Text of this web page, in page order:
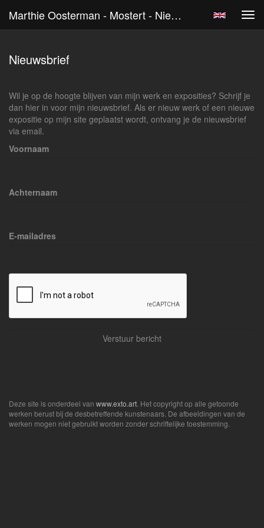
Marthie Oosterman - Mostert - Nieuwsbrief
Nieuwsbrief
Wil je op de hoogte blijven van mijn werk en exposities? Schrijf je
dan hier in voor mijn nieuwsbrief. Als er nieuw werk of een nieuwe
expositie op mijn site geplaatst wordt, ontvang je de nieuwsbrief
via email.
Voornaam
Achternaam
E-mailadres
Deze site is onderdeel van www.exto.art . Het copyright op alle getoonde
werken berust bij de desbetreffende kunstenaars. De afbeeldingen van de
werken mogen niet gebruikt worden zonder schriftelijke toestemming.